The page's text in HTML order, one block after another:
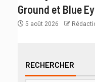
Ground et Blue
5 août 2026
RECHERCHER